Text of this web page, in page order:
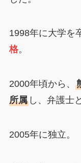
1998年に大学を
格。
2000年頃から、
所属し、弁護士
2005年に独立。